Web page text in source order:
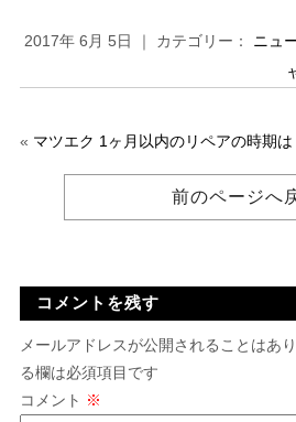
2017年 6月 5日 ｜ カテゴリー： ニュ
« マツエク 1ヶ月以内のリペアの時期は
前のページへ
コメントを残す
メールアドレスが公開されることはあり
る欄は必須項目です
コメント ※